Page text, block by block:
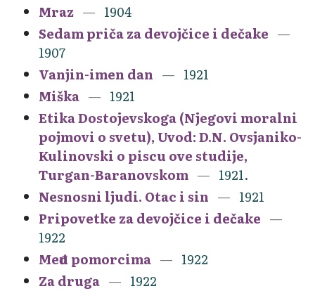
Mraz
1904
Sedam priča za devojčice i dečake
1907
Vanjin-imen dan
1921
Miška
1921
Etika Dostojevskoga (Njegovi moralni
pojmovi o svetu), Uvod: D.N. Ovsjaniko-
Kulinovski o piscu ove studije,
Turgan-Baranovskom
1921.
Nesnosni ljudi. Otac i sin
1921
Pripovetke za devojčice i dečake
1922
Među pomorcima
1922
Za druga
1922